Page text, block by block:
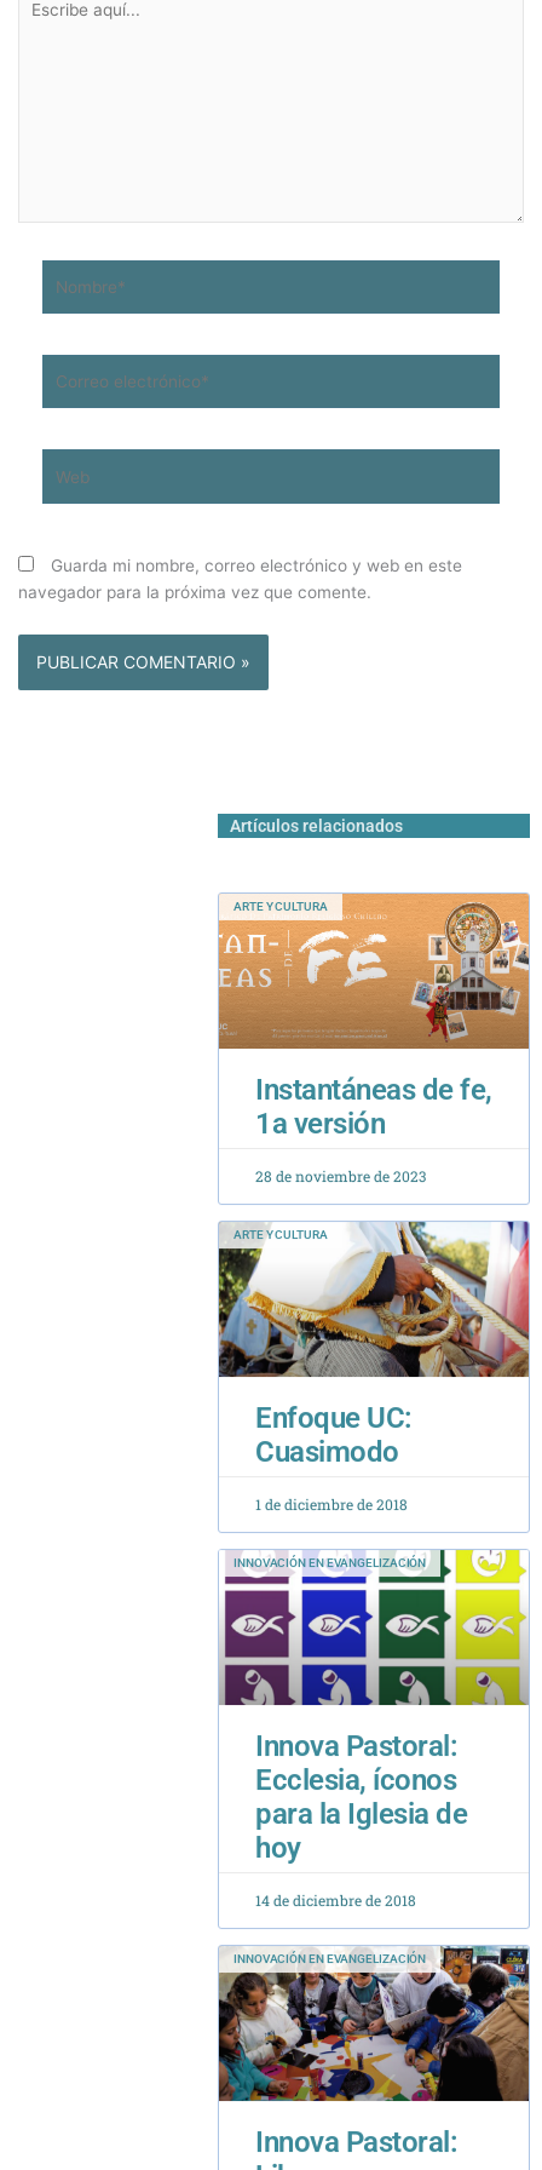
aquí...
electrónico*
Guarda mi nombre, correo electrónico y web en este
navegador para la próxima vez que comente.
Artículos relacionados
1a versión
ARTE Y CULTURA
Cuasimodo
INNOVACIÓN EN EVANGELIZACIÓN
Ecclesia, íconos
para la Iglesia de
hoy
INNOVACIÓN EN EVANGELIZACIÓN
Libros que